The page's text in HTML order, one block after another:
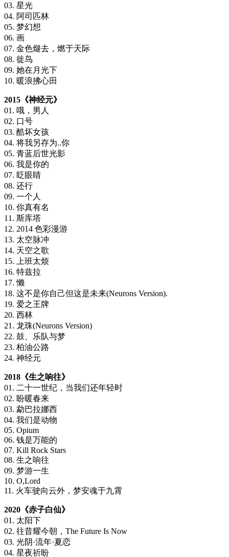
03. 星光
04. 阿司匹林
05. 梦幻想
06. 画
07. 金色煺去，燃于天际
08. 徙鸟
09. 她在月光下
10. 暖浪拂心田
2015《神经元》
01. 哦，男人
02. 口号
03. 酷坏女孩
04. 将我另存为..你
05. 青蓝后世光影
06. 我是你的
07. 眨眼睛
08. 还行
09. 一个人
10. 你真有名
11. 斯库塔
12. 2014 色彩漫游
13. 太空脉冲
14. 天空之歌
15. 上班太烦
16. 特兹拉
17. 懒
18. 这不是你自己但这是未来(Neurons Version).
19. 爱之王牌
20. 西林
21. 龙珠(Neurons Version)
22. 鼓、乐队与梦
23. 柏油公路
24. 神经元
2018《生之响往》
01. 二十一世纪，当我们还年轻时
02. 盼暖春来
03. 勐巴拉娜西
04. 我们是动物
05. Opium
06. 钱是万能的
07. Kill Rock Stars
08. 生之响往
09. 梦游一生
10. O,Lord
11. 火车驶向云外，梦安魂于九霄
2020《赤子白仙》
01. 太阳下
02. 往昔耀今朝，The Future Is Now
03. 光阴·流年·夏恋
04. 星夜祈盼